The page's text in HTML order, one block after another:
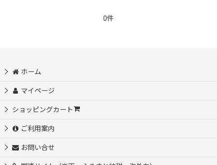
0件
ホーム
マイページ
ショッピングカート
ご利用案内
お問い合せ